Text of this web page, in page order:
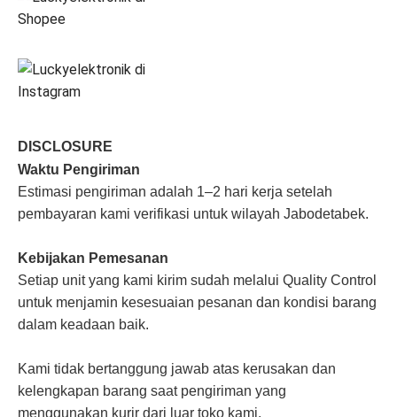
DISCLOSURE
Waktu Pengiriman
Estimasi pengiriman adalah 1–2 hari kerja setelah
pembayaran kami verifikasi untuk wilayah Jabodetabek.
Kebijakan Pemesanan
Setiap unit yang kami kirim sudah melalui Quality Control
untuk menjamin kesesuaian pesanan dan kondisi barang
dalam keadaan baik.
Kami tidak bertanggung jawab atas kerusakan dan
kelengkapan barang saat pengiriman yang
menggunakan kurir dari luar toko kami.